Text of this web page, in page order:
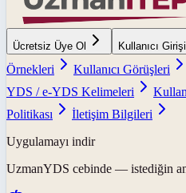
Ücretsiz Üye Ol Kullanıcı Girişi
Örnekleri
Kullanıcı Görüşleri
YDS / e-YDS Kelimeleri
Politikası
İletişim Bilgileri
Uygulamayı indir
UzmanYDS cebinde — istediğin